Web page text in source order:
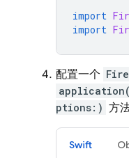
import
import
配置一个
ptions:) 方
Swift